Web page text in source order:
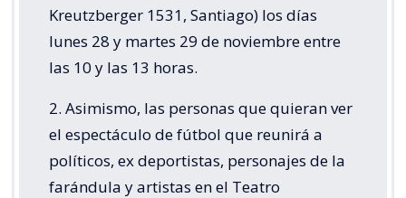
Kreutzberger 1531, Santiago) los días
lunes 28 y martes 29 de noviembre entre
las 10 y las 13 horas.
2. Asimismo, las personas que quieran ver
el espectáculo de fútbol que reunirá a
políticos, ex deportistas, personajes de la
farándula y artistas en el Teatro